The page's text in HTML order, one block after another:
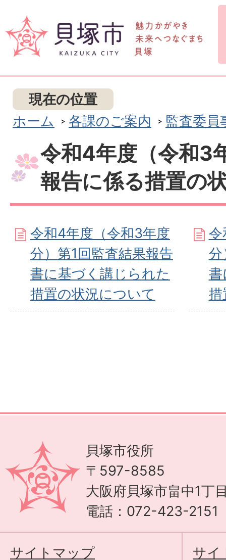
現在の位置
ホーム
各課のご案内 監査委員
令和4年度（令和3
報告に係る措置の
令和4年度（令和3年度
分）第1回監査結果報告
書に基づく講じられた
措置の状況について
令
分
書
措
貝塚市役所
〒597-8585
大阪府貝塚市畠中1丁
電話：072-423-2151
サイトマップ サイ